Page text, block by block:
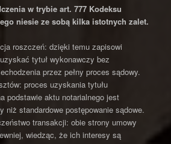
w trybie art. 777 Kodeksu
niesie ze sobą kilka istotnych zalet.
roszczeń: dzięki temu zapisowi
tytuł wykonawczy bez
przez pełny proces sądowy.
proces uzyskania tytułu
podstawie aktu notarialnego jest
niż standardowe postępowanie sądowe.
transakcji: obie strony umowy
wiedząc, że ich interesy są